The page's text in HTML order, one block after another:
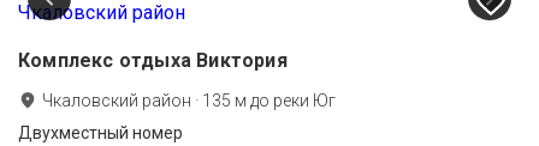
Комплекс отдыха Виктория
Чкаловский район · 135 м до реки Юг
Двухместный номер